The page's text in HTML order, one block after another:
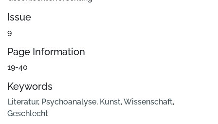
Issue
9
Page Information
19-40
Keywords
Literatur, Psychoanalyse, Kunst,Wissenschaft,
Geschlecht